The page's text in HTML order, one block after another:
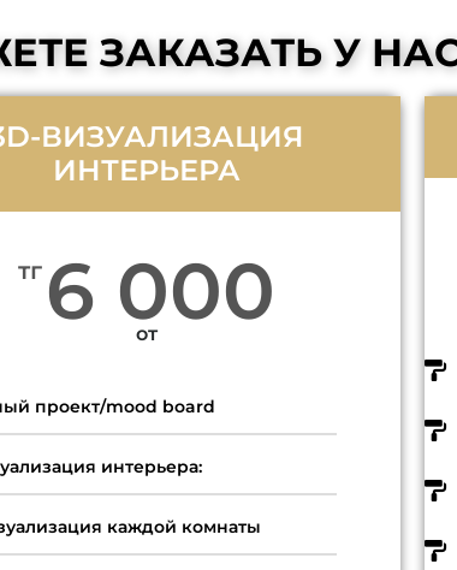
ЗАКАЗАТЬ У
ВИЗУАЛИЗАЦИЯ
ИНТЕРЬЕРА
тг 6 000
от
проект/mood board
интерьера:
каждой комнаты